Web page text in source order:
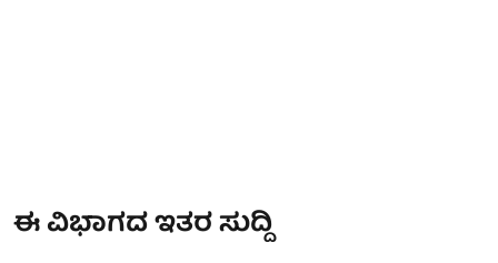
ಈ ವಿಭಾಗದ ಇತರ ಸುದ್ದಿ